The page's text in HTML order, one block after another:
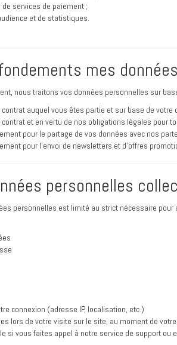
services de paiement ;
et de statistiques.
mes
nous traitons vos données personnelles sur
contrat auquel vous êtes partie et sur base de
contrat et en vertu de nos obligations légales pour
pour le partage de vos données avec nos
pour l’envoi de newsletters et d’offres
personnelles
personnelles est limité au strict nécessaire
connexion (adresse IP, localisation, etc.)
lors de votre visite sur le site, au moment de
si vous faites appel à notre service de support